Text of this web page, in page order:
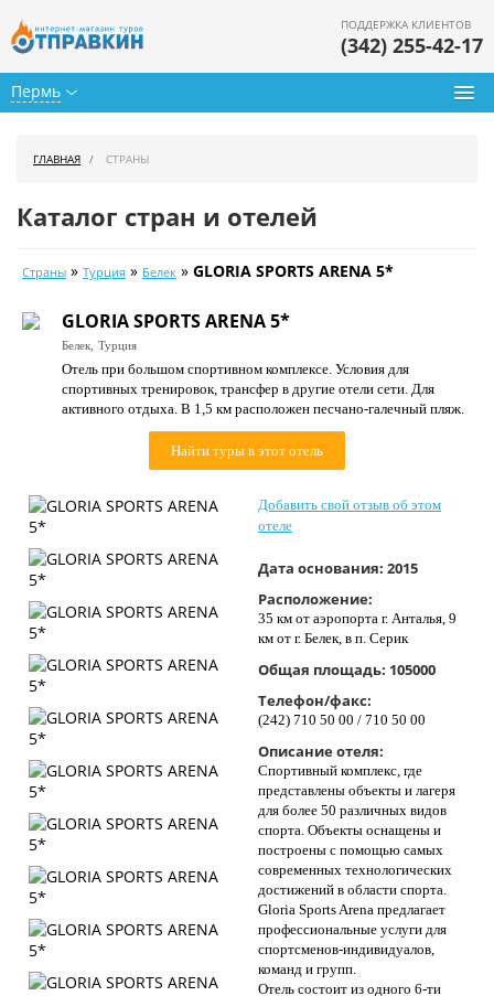
Пермь
ПОДДЕРЖКА КЛИЕНТОВ
(342) 255-42-17
Календарь туров
Цены дня
Страны
Как купить
Контакты
ГЛАВНАЯ СТРАНЫ
Каталог стран и отелей
Страны » Турция » Белек » GLORIA SPORTS ARENA 5*
GLORIA SPORTS ARENA 5*
Белек, Турция
Отель при большом спортивном комплексе. Условия для
спортивных тренировок, трансфер в другие отели сети. Для
активного отдыха. В 1,5 км расположен песчано-галечный пляж.
Найти туры в этот отель
Добавить свой отзыв об этом
отеле
Дата основания: 2015
Расположение:
35 км от аэропорта г. Анталья, 9
км от г. Белек, в п. Серик
Общая площадь: 105000
Телефон/факс:
(242) 710 50 00 / 710 50 00
Описание отеля:
Спортивный комплекс, где
представлены объекты и лагеря
для более 50 различных видов
спорта. Объекты оснащены и
построены с помощью самых
современных технологических
достижений в области спорта.
Gloria Sports Arena предлагает
профессиональные услуги для
спортсменов-индивидуалов,
команд и групп.
Отель состоит из одного 6-ти